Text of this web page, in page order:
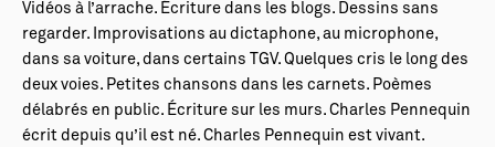
Vidéos à l’arrache. Écriture dans les blogs. Dessins sans
regarder. Improvisations au dictaphone, au microphone,
dans sa voiture, dans certains TGV. Quelques cris le long des
deux voies. Petites chansons dans les carnets. Poèmes
délabrés en public. Écriture sur les murs. Charles Pennequin
écrit depuis qu’il est né. Charles Pennequin est vivant.